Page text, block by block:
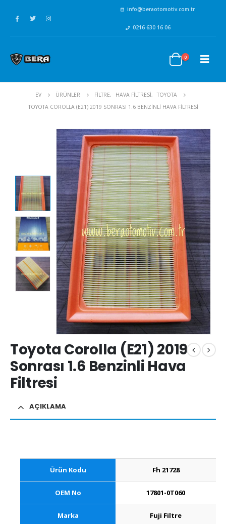
info@beraotomotiv.com.tr
0216 630 16 06
0
EV ÜRÜNLER FİLTRE, HAVA FİLTRESİ,
TOYOTA
TOYOTA COROLLA (E21) 2019 SONRASI 1.6 BENZINLI HAVA FILTRESI
Toyota Corolla (E21) 2019
Sonrası 1.6 Benzinli Hava
Filtresi
AÇIKLAMA
Ürün Kodu Fh 21728
OEM No 17801-0T060
Marka Fuji Filtre